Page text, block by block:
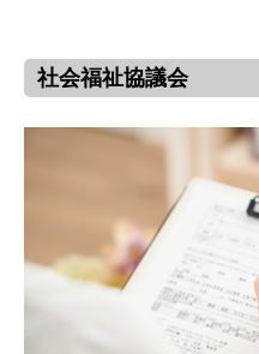
社会福祉協議会